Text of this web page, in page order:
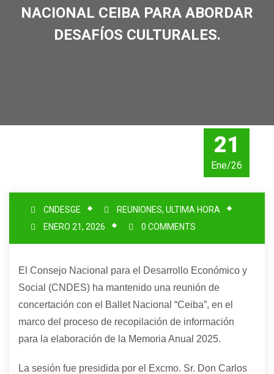
NACIONAL CEIBA PARA ABORDAR
DESAFÍOS CULTURALES.
21
Ene/26
CNDESGE REUNIONES, ULTIMA HORA
ENERO 21, 2026
0 COMMENTS
El Consejo Nacional para el Desarrollo Económico y
Social (CNDES) ha mantenido una reunión de
concertación con el Ballet Nacional “Ceiba”, en el
marco del proceso de recopilación de información
para la elaboración de la Memoria Anual 2025.
La sesión fue presidida por el Excmo. Sr. Don Carlos